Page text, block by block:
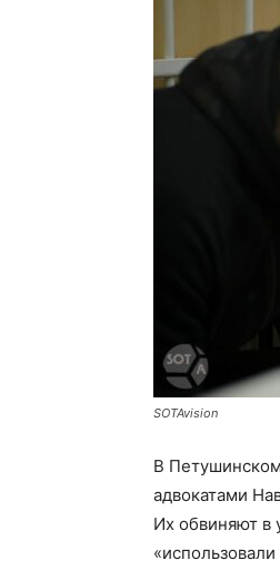
SOTAvision
В
адвокатами
Их обвиняют в